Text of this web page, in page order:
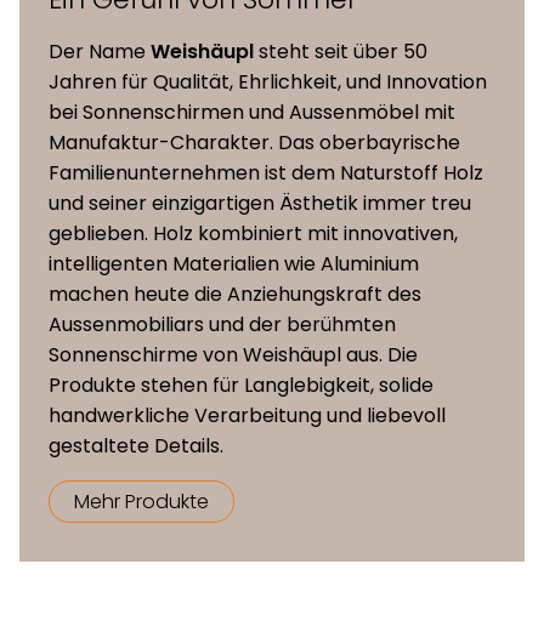
optionales
Polster)
45 cm
Polsterauflage
(optional)
alle Polsterstoffe von
Weishäupl
Der NameWeishäuplsteht seit über 50
Jahren für Qualität, Ehrlichkeit, und Innovation
bei Sonnenschirmen und Aussenmöbel mit
Manufaktur-Charakter. Das oberbayrische
Familienunternehmen ist dem Naturstoff Holz
und seiner einzigartigen Ästhetik immer treu
geblieben. Holz kombiniert mit innovativen,
intelligenten Materialien wie Aluminium
machen heute die Anziehungskraft des
Aussenmobiliars und der berühmten
Sonnenschirme von Weishäupl aus. Die
Produkte stehen für Langlebigkeit, solide
handwerkliche Verarbeitung und liebevoll
gestaltete Details.
Mehr Produkte